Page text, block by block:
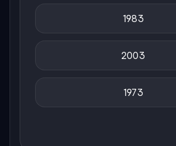
1983
2003
1973